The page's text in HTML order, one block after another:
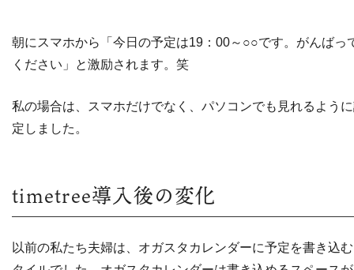
朝にスマホから「今日の予定は19：00～○○です。がんばっ
ください」と激励されます。笑
私の場合は、スマホだけでなく、パソコンでも見れるよう
定しました。
timetree導入後の変化
以前の私たち夫婦は、オガスタカレンダーに予定を書き込